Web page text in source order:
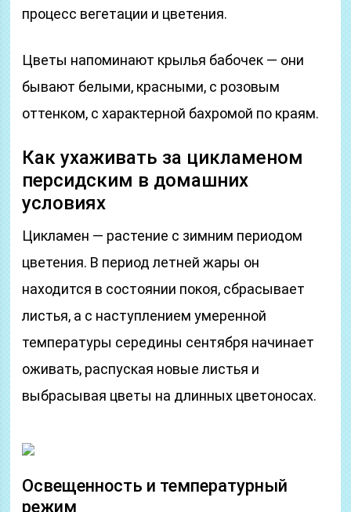
процесс вегетации и цветения.
Цветы напоминают крылья бабочек — они
бывают белыми, красными, с розовым
оттенком, с характерной бахромой по краям.
Как ухаживать за цикламеном
персидским в домашних
условиях
Цикламен — растение с зимним периодом
цветения. В период летней жары он
находится в состоянии покоя, сбрасывает
листья, а с наступлением умеренной
температуры середины сентября начинает
оживать, распуская новые листья и
выбрасывая цветы на длинных цветоносах.
Освещенность и температурный
режим